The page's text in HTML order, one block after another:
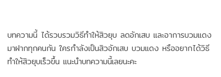
บทความนี้ ได้รวบรวมวิธีทำให้สิวยุบ ลดอักเสบ และอาการบวมแดง
มาฝากทุกคนกัน ใครกำลังเป็นสิวอักเสบ บวมแดง หรืออยากได้วิธี
ทำให้สิวยุบเร็วขึ้น แนะนำบทความนี้เลยนะคะ